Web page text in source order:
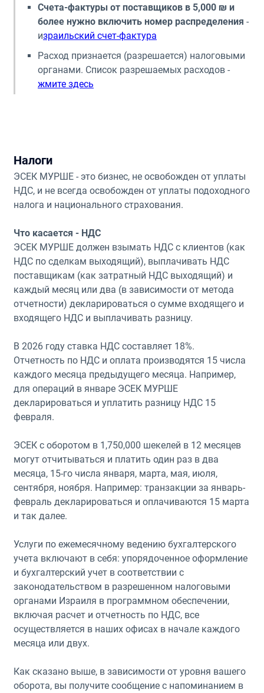
Счета-фактуры от поставщиков в 5,000 ₪ и
более нужно включить номер распределения -
израильский счет-фактура
Расход признается (разрешается) налоговыми
органами. Список разрешаемых расходов -
жмите здесь
Налоги
ЭСЕК МУРШЕ - это бизнес, не освобожден от уплаты
НДС, и не всегда освобожден от уплаты подоходного
налога и национального страхования.
Что касается - НДС
ЭСЕК МУРШЕ должен взымать НДС с клиентов (как
НДС по сделкам выходящий), выплачивать НДС
поставщикам (как затратный НДС выходящий) и
каждый месяц или два (в зависимости от метода
отчетности) декларироваться о сумме входящего и
входящего НДС и выплачивать разницу.
В 2026 году ставка НДС составляет 18%.
Отчетность по НДС и оплата производятся 15 числа
каждого месяца предыдущего месяца. Например,
для операций в январе ЭСЕК МУРШЕ
декларироваться и уплатить разницу НДС 15
февраля.
ЭСЕК с оборотом в 1,750,000 шекелей в 12 месяцев
могут отчитываться и платить один раз в два
месяца, 15-го числа января, марта, мая, июля,
сентября, ноября. Например: транзакции за январь-
февраль декларироваться и оплачиваются 15 марта
и так далее.
Услуги по ежемесячному ведению бухгалтерского
учета включают в себя: упорядоченное оформление
и бухгалтерский учет в соответствии с
законодательством в разрешенном налоговыми
органами Израиля в программном обеспечении,
включая расчет и отчетность по НДС, все
осуществляется в наших офисах в начале каждого
месяца или двух.
Как сказано выше, в зависимости от уровня вашего
оборота, вы получите сообщение с напоминанием в